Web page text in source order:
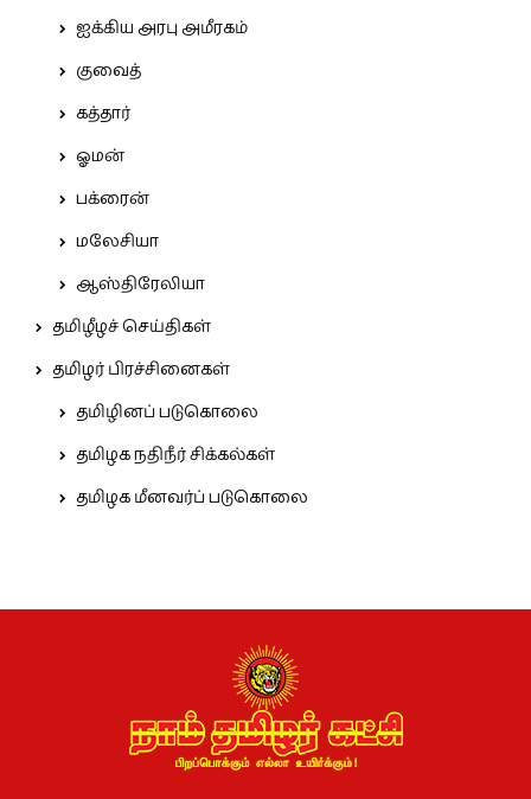
ஐக்கிய அரபு அமீரகம்
குவைத்
கத்தார்
ஓமன்
பக்ரைன்
மலேசியா
ஆஸ்திரேலியா
தமிழீழச் செய்திகள்
தமிழர் பிரச்சினைகள்
தமிழினப் படுகொலை
தமிழக நதிநீர் சிக்கல்கள்
தமிழக மீனவர்ப் படுகொலை